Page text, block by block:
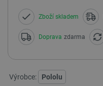
Zboží skladem
Doprava zdarma
Výrobce: Pololu